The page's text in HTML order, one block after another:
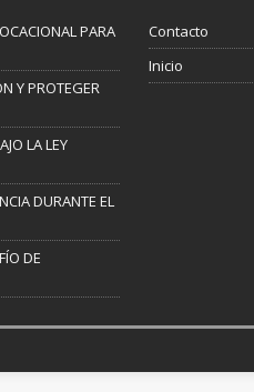
PARA
Y PROTEGER
LA LEY
DURANTE EL
DE
Contacto
Inicio